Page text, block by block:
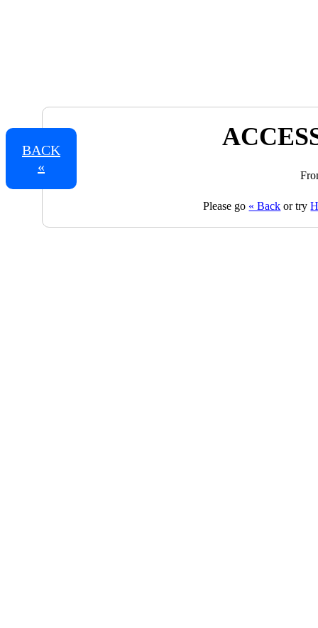
BACK
«
Please go « Back or try